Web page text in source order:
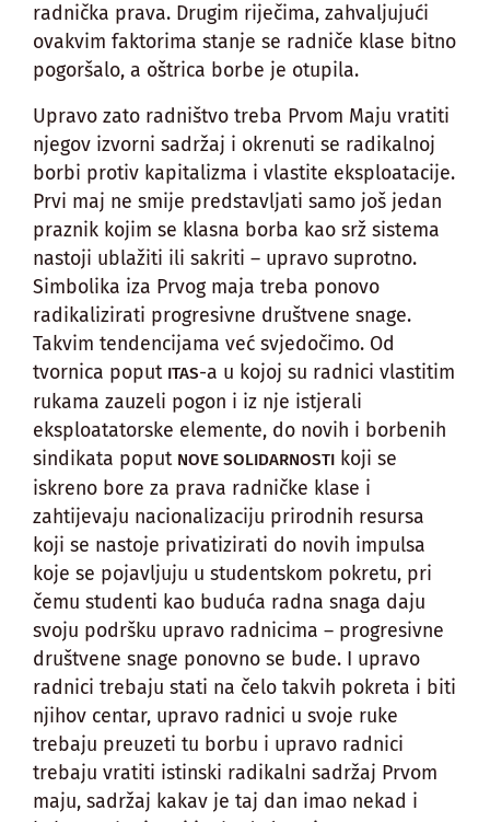
radnička prava. Drugim riječima, zahvaljujući
ovakvim faktorima stanje se radniče klase bitno
pogoršalo, a oštrica borbe je otupila.
Upravo zato radništvo treba Prvom Maju vratiti
njegov izvorni sadržaj i okrenuti se radikalnoj
borbi protiv kapitalizma i vlastite eksploatacije.
Prvi maj ne smije predstavljati samo još jedan
praznik kojim se klasna borba kao srž sistema
nastoji ublažiti ili sakriti – upravo suprotno.
Simbolika iza Prvog maja treba ponovo
radikalizirati progresivne društvene snage.
Takvim tendencijama već svjedočimo. Od
tvornica poput ITAS-a u kojoj su radnici vlastitim
rukama zauzeli pogon i iz nje istjerali
eksploatatorske elemente, do novih i borbenih
sindikata poput NOVE SOLIDARNOSTI koji se
iskreno bore za prava radničke klase i
zahtijevaju nacionalizaciju prirodnih resursa
koji se nastoje privatizirati do novih impulsa
koje se pojavljuju u studentskom pokretu, pri
čemu studenti kao buduća radna snaga daju
svoju podršku upravo radnicima – progresivne
društvene snage ponovno se bude. I upravo
radnici trebaju stati na čelo takvih pokreta i biti
njihov centar, upravo radnici u svoje ruke
trebaju preuzeti tu borbu i upravo radnici
trebaju vratiti istinski radikalni sadržaj Prvom
maju, sadržaj kakav je taj dan imao nekad i